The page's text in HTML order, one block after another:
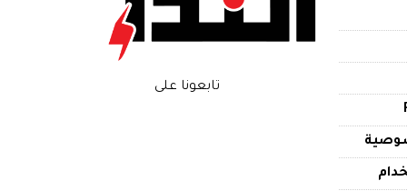
تابعونا على